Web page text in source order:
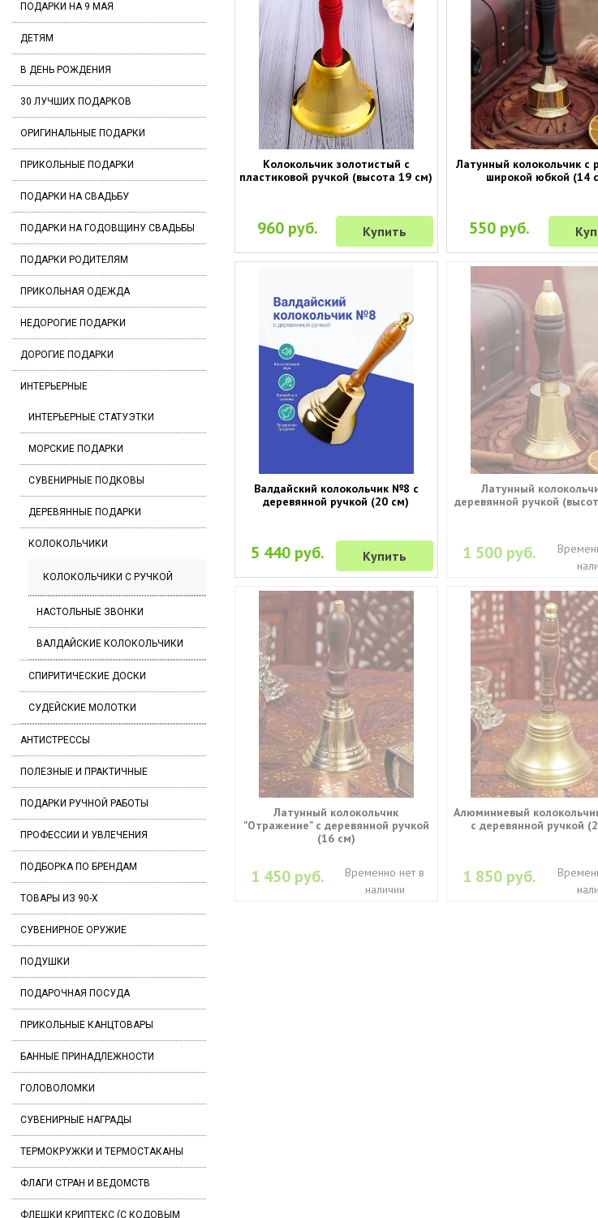
ПОДАРКИ НА 9 МАЯ
ДЕТЯМ
В ДЕНЬ РОЖДЕНИЯ
30 ЛУЧШИХ ПОДАРКОВ
ОРИГИНАЛЬНЫЕ ПОДАРКИ
ПРИКОЛЬНЫЕ ПОДАРКИ
ПОДАРКИ НА СВАДЬБУ
ПОДАРКИ НА ГОДОВЩИНУ СВАДЬБЫ
ПОДАРКИ РОДИТЕЛЯМ
ПРИКОЛЬНАЯ ОДЕЖДА
НЕДОРОГИЕ ПОДАРКИ
ДОРОГИЕ ПОДАРКИ
ИНТЕРЬЕРНЫЕ
ИНТЕРЬЕРНЫЕ СТАТУЭТКИ
МОРСКИЕ ПОДАРКИ
СУВЕНИРНЫЕ ПОДКОВЫ
ДЕРЕВЯННЫЕ ПОДАРКИ
КОЛОКОЛЬЧИКИ
КОЛОКОЛЬЧИКИ С РУЧКОЙ
НАСТОЛЬНЫЕ ЗВОНКИ
ВАЛДАЙСКИЕ КОЛОКОЛЬЧИКИ
СПИРИТИЧЕСКИЕ ДОСКИ
СУДЕЙСКИЕ МОЛОТКИ
АНТИСТРЕССЫ
ПОЛЕЗНЫЕ И ПРАКТИЧНЫЕ
ПОДАРКИ РУЧНОЙ РАБОТЫ
ПРОФЕССИИ И УВЛЕЧЕНИЯ
ПОДБОРКА ПО БРЕНДАМ
ТОВАРЫ ИЗ 90-Х
СУВЕНИРНОЕ ОРУЖИЕ
ПОДУШКИ
ПОДАРОЧНАЯ ПОСУДА
ПРИКОЛЬНЫЕ КАНЦТОВАРЫ
БАННЫЕ ПРИНАДЛЕЖНОСТИ
ГОЛОВОЛОМКИ
СУВЕНИРНЫЕ НАГРАДЫ
ТЕРМОКРУЖКИ И ТЕРМОСТАКАНЫ
ФЛАГИ СТРАН И ВЕДОМСТВ
ФЛЕШКИ КРИПТЕКС (С КОДОВЫМ
Колокольчик золотистый с
пластиковой ручкой (высота 19 см)
960 руб. Купить
Латунный колокольчик с
широкой юбкой (14
550 руб.
Валдайский колокольчик №8 с
деревянной ручкой (20 см)
5 440 руб. Купить
Латунный
деревянной ручкой
1 500 руб.
Латунный колокольчик
"Отражение" с деревянной ручкой
(16 см)
1 450 руб.
Временно нет в
наличии
Алюминиевый
с деревянной ручкой
1 850 руб.